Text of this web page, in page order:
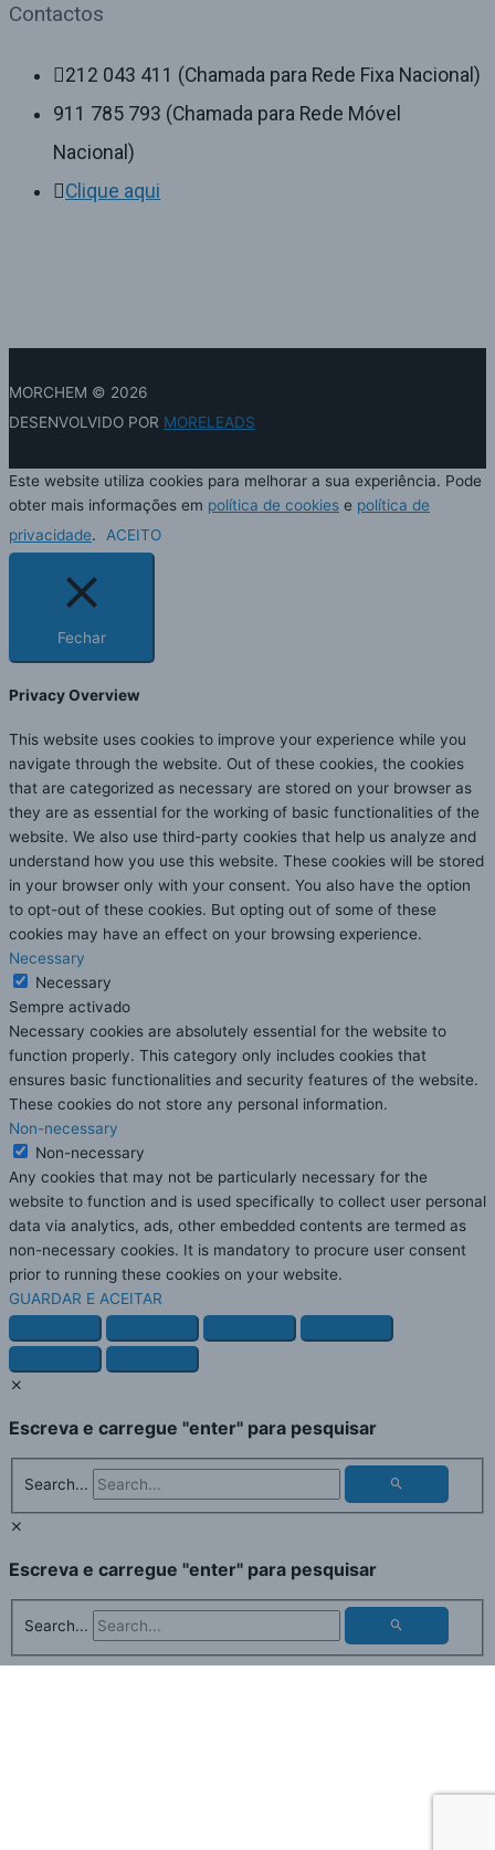
Contactos
212 043 411 (Chamada para Rede Fixa Nacional)
911 785 793 (Chamada para Rede Móvel
Nacional)
Clique aqui
MORCHEM © 2026
DESENVOLVIDO POR MORELEADS
Este website utiliza cookies para melhorar a sua experiência. Pode
obter mais informações em política de cookies e política de
privacidade. ACEITO
Fechar
Privacy Overview
This website uses cookies to improve your experience while you
navigate through the website. Out of these cookies, the cookies
that are categorized as necessary are stored on your browser as
they are as essential for the working of basic functionalities of the
website. We also use third-party cookies that help us analyze and
understand how you use this website. These cookies will be stored
in your browser only with your consent. You also have the option
to opt-out of these cookies. But opting out of some of these
cookies may have an effect on your browsing experience.
Necessary
Necessary
Sempre activado
Necessary cookies are absolutely essential for the website to
function properly. This category only includes cookies that
ensures basic functionalities and security features of the website.
These cookies do not store any personal information.
Non-necessary
Non-necessary
Any cookies that may not be particularly necessary for the
website to function and is used specifically to collect user personal
data via analytics, ads, other embedded contents are termed as
non-necessary cookies. It is mandatory to procure user consent
prior to running these cookies on your website.
GUARDAR E ACEITAR
Escreva e carregue "enter" para pesquisar
Search...
Escreva e carregue "enter" para pesquisar
Search...